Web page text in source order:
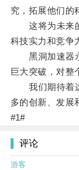
究，拓展他们的
这将为未来的
科技实力和竞争
黑洞加速器永
巨大突破，对整
我们期待着这
多的创新、发展
#1#
评论
游客